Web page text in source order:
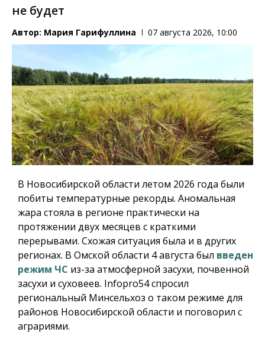
не будет
Автор: Мария Гарифуллина 07 августа 2026, 10:00
В Новосибирской области летом 2026 года были
побиты температурные рекорды. Аномальная
жара стояла в регионе практически на
протяжении двух месяцев с краткими
перерывами. Схожая ситуация была и в других
регионах. В Омской области 4 августа был введен
режим ЧС из-за атмосферной засухи, почвенной
засухи и суховеев. Infopro54спросил
региональный Минсельхоз о таком режиме для
районов Новосибирской области и поговорил с
аграриями.